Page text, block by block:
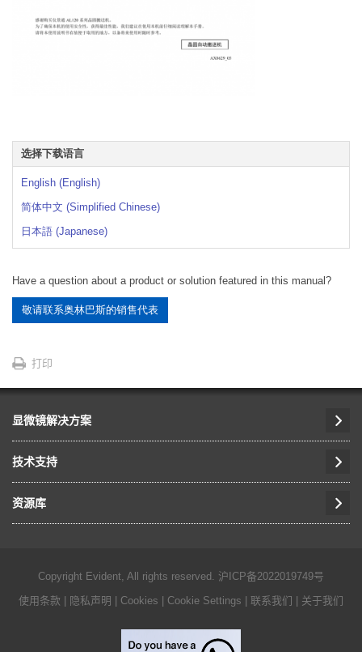
选择下载语言
English (English)
简体中文 (Simplified Chinese)
日本語 (Japanese)
Have a question about a product or solution featured in this manual?
敬请联系奥林巴斯的销售代表
打印
显微镜解决方案
技术支持
资源库
Copyright Evident, All rights reserved. 沪ICP备2022019749号
使用条款
隐私声明 Cookies Cookie Settings 联系我们 关于我们